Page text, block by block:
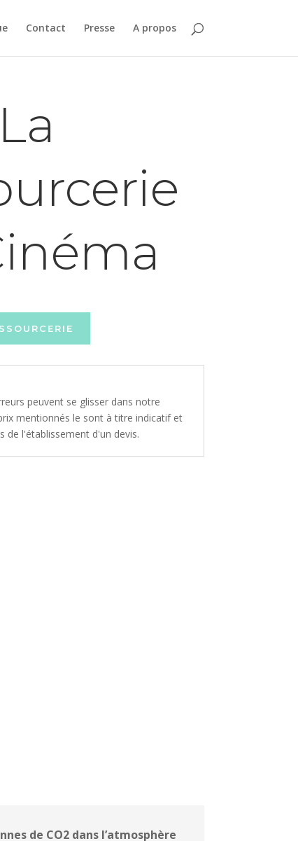
Contact Presse A propos
La
peuvent se glisser dans notre
mentionnés le sont à titre indicatif et
de l'établissement d'un devis.
de CO2 dans l’atmosphère